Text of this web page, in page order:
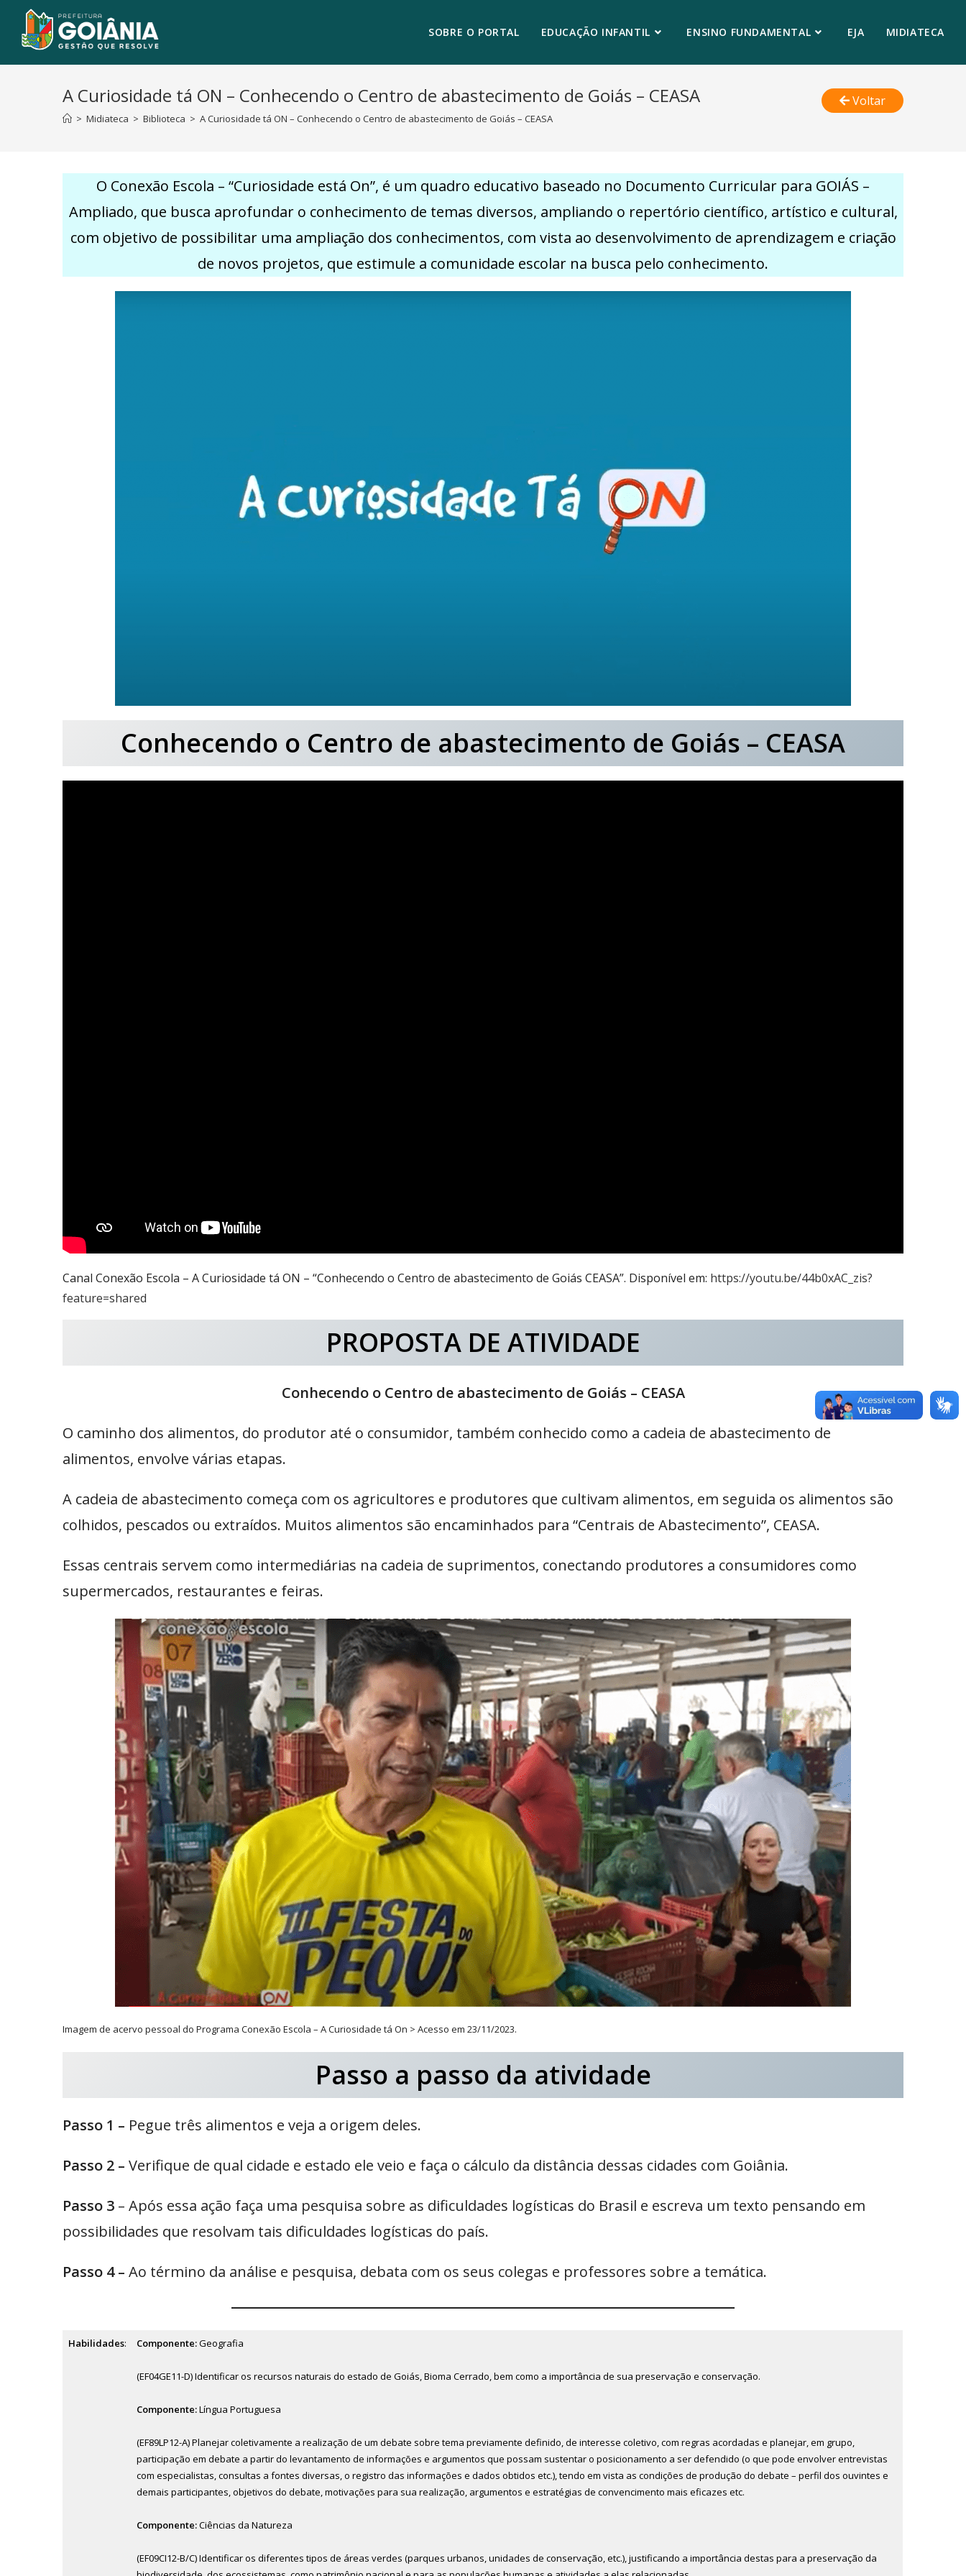
SOBRE O PORTAL EDUCAÇÃO INFANTIL ENSINO FUNDAMENTAL EJA MIDIATECA
A Curiosidade tá ON – Conhecendo o Centro de abastecimento de Goiás – CEASA
> Midiateca > Biblioteca > A Curiosidade tá ON – Conhecendo o Centro de abastecimento de Goiás – CEASA
Voltar
O Conexão Escola – “Curiosidade está On”, é um quadro educativo baseado no Documento Curricular para GOIÁS –
Ampliado, que busca aprofundar o conhecimento de temas diversos, ampliando o repertório científico, artístico e cultural,
com objetivo de possibilitar uma ampliação dos conhecimentos, com vista ao desenvolvimento de aprendizagem e criação
de novos projetos, que estimule a comunidade escolar na busca pelo conhecimento.
Conhecendo o Centro de abastecimento de Goiás – CEASA
Canal Conexão Escola – A Curiosidade tá ON – “Conhecendo o Centro de abastecimento de Goiás CEASA”. Disponível em: https://youtu.be/44b0xAC_zis?
feature=shared
PROPOSTA DE ATIVIDADE
Conhecendo o Centro de abastecimento de Goiás – CEASA
O caminho dos alimentos, do produtor até o consumidor, também conhecido como a cadeia de abastecimento de
alimentos, envolve várias etapas.
A cadeia de abastecimento começa com os agricultores e produtores que cultivam alimentos, em seguida os alimentos são
colhidos, pescados ou extraídos. Muitos alimentos são encaminhados para “Centrais de Abastecimento”, CEASA.
Essas centrais servem como intermediárias na cadeia de suprimentos, conectando produtores a consumidores como
supermercados, restaurantes e feiras.
Imagem de acervo pessoal do Programa Conexão Escola – A Curiosidade tá On > Acesso em 23/11/2023.
Passo a passo da atividade
Passo 1 – Pegue três alimentos e veja a origem deles.
Passo 2 – Verifique de qual cidade e estado ele veio e faça o cálculo da distância dessas cidades com Goiânia.
Passo 3 – Após essa ação faça uma pesquisa sobre as dificuldades logísticas do Brasil e escreva um texto pensando em
possibilidades que resolvam tais dificuldades logísticas do país.
Passo 4 – Ao término da análise e pesquisa, debata com os seus colegas e professores sobre a temática.
Habilidades: Componente:Geografia
(EF04GE11-D) Identificar os recursos naturais do estado de Goiás, Bioma Cerrado, bem como a importância de sua preservação e conservação.
Componente:Língua Portuguesa
(EF89LP12-A) Planejar coletivamente a realização de um debate sobre tema previamente definido, de interesse coletivo, com regras acordadas e planejar, em grupo,
participação em debate a partir do levantamento de informações e argumentos que possam sustentar o posicionamento a ser defendido (o que pode envolver entrevistas
com especialistas, consultas a fontes diversas, o registro das informações e dados obtidos etc.), tendo em vista as condições de produção do debate – perfil dos ouvintes e
demais participantes, objetivos do debate, motivações para sua realização, argumentos e estratégias de convencimento mais eficazes etc.
Componente:Ciências da Natureza
(EF09CI12-B/C) Identificar os diferentes tipos de áreas verdes (parques urbanos, unidades de conservação, etc.), justificando a importância destas para a preservação da